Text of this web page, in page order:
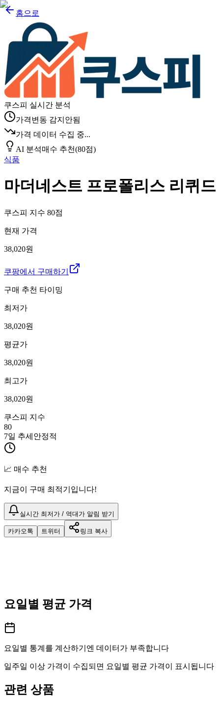
홈으로
쿠스피 실시간 분석
가격변동 감지안됨
가격 데이터 수집 중...
AI 분석매수 추천(80점)
식품
마더네스트 프로폴리스 리퀴드
쿠스피 지수 80점
현재 가격
38,020원
쿠팡에서 구매하기
구매 추천 타이밍
최저가
38,020원
평균가
38,020원
최고가
38,020원
쿠스피 지수
80
7일 추세 안정적
📈 매수 추천
지금이 구매 최적기입니다!
실시간 최저가 / 역대가 알림 받기
카카오톡 트위터 링크 복사
요일별 평균 가격
요일별 통계를 계산하기엔 데이터가 부족합니다
일주일 이상 가격이 수집되면 요일별 평균 가격이 표시됩니다
관련 상품